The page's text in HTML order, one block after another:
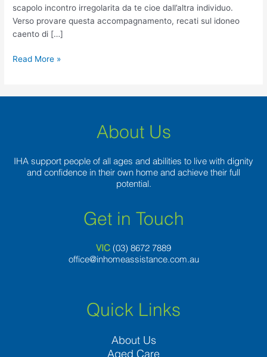
scapolo incontro irregolarita da te cioe dall’altra individuo.
Verso provare questa accompagnamento, recati sul idoneo
caento di […]
Read More »
About Us
IHA support people of all ages and abilities to live with dignity
and confidence in their own home and achieve their full
potential.
Get in Touch
VIC (03) 8672 7889
office@inhomeassistance.com.au
Quick Links
About Us
Aged Care